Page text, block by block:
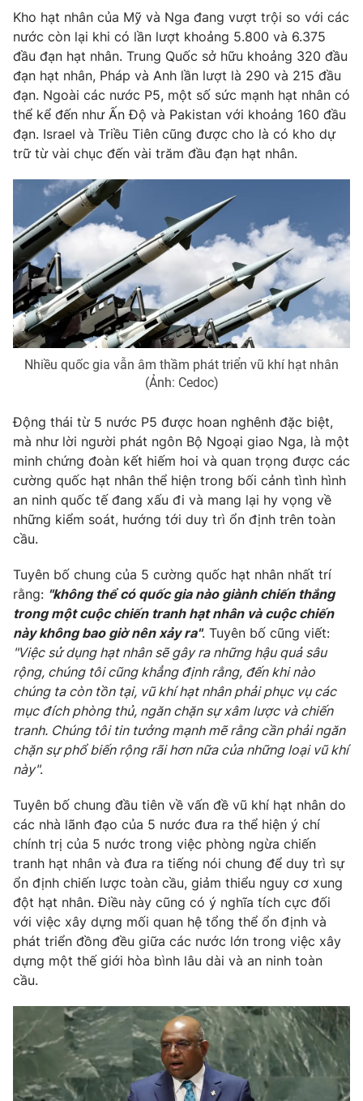
Photo Infographic
Video Shorts video
VTV Money VTV Thể thao
VTV Sức khoẻ Bất động sản
Thị trường 24h Tấm lòng Việt
VTV4 Vươn mình bằng AI
VTV9 VTV8
Liên hệ tòa soạn English
THỜI BÁO VTV
Theo dõi báo trên
Cơ quan chủ quản:
Cơ quan báo chí:Thời báo VTV
Giấy phép hoạt động báo in và báo điện tử số 483/GP-BTTTT
cấp ngày 29/12/2023
Tổng Biên tập:Vũ Thanh Thủy
Phó Tổng Biên tập:Nguyễn Thị Mỹ Hạnh, Phạm Quốc Thắng,
Nguyễn Trọng Ninh
Tổng đài VTV:024.38 355 931 - 024.38 355 932
Ðiện thoại Thời báo VTV:024.66 897 897
Email:toasoan@vtv.vn
Liên hệ quảng cáo:
024-7300.7108
® Cấm sao chép dưới mọi hình thức nếu không có sự chấp
thuận bằng văn bản. Ghi rõ nguồn VTV.vn khi phát hành lại
thông tin từ website này.
Kho hạt nhân của Mỹ và Nga đang vượt trội so với các
nước còn lại khi có lần lượt khoảng 5.800 và 6.375
đầu đạn hạt nhân. Trung Quốc sở hữu khoảng 320 đầu
đạn hạt nhân, Pháp và Anh lần lượt là 290 và 215 đầu
đạn. Ngoài các nước P5, một số sức mạnh hạt nhân có
thể kể đến như Ấn Độ và Pakistan với khoảng 160 đầu
đạn. Israel và Triều Tiên cũng được cho là có kho dự
trữ từ vài chục đến vài trăm đầu đạn hạt nhân.
Nhiều quốc gia vẫn âm thầm phát triển vũ khí hạt nhân
(Ảnh: Cedoc)
Động thái từ 5 nước P5 được hoan nghênh đặc biệt,
mà như lời người phát ngôn Bộ Ngoại giao Nga, là một
minh chứng đoàn kết hiếm hoi và quan trọng được các
cường quốc hạt nhân thể hiện trong bối cảnh tình hình
an ninh quốc tế đang xấu đi và mang lại hy vọng về
những kiểm soát, hướng tới duy trì ổn định trên toàn
cầu.
Tuyên bố chung của 5 cường quốc hạt nhân nhất trí
rằng: "không thể có quốc gia nào giành chiến thắng
trong một cuộc chiến tranh hạt nhân và cuộc chiến
này không bao giờ nên xảy ra". Tuyên bố cũng viết:
"Việc sử dụng hạt nhân sẽ gây ra những hậu quả sâu
rộng, chúng tôi cũng khẳng định rằng, đến khi nào
chúng ta còn tồn tại, vũ khí hạt nhân phải phục vụ các
mục đích phòng thủ, ngăn chặn sự xâm lược và chiến
tranh. Chúng tôi tin tưởng mạnh mẽ rằng cần phải ngăn
chặn sự phổ biến rộng rãi hơn nữa của những loại vũ khí
này".
Tuyên bố chung đầu tiên về vấn đề vũ khí hạt nhân do
các nhà lãnh đạo của 5 nước đưa ra thể hiện ý chí
chính trị của 5 nước trong việc phòng ngừa chiến
tranh hạt nhân và đưa ra tiếng nói chung để duy trì sự
ổn định chiến lược toàn cầu, giảm thiểu nguy cơ xung
đột hạt nhân. Điều này cũng có ý nghĩa tích cực đối
với việc xây dựng mối quan hệ tổng thể ổn định và
phát triển đồng đều giữa các nước lớn trong việc xây
dựng một thế giới hòa bình lâu dài và an ninh toàn
cầu.